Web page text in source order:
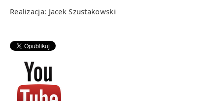
Realizacja: Jacek Szustakowski